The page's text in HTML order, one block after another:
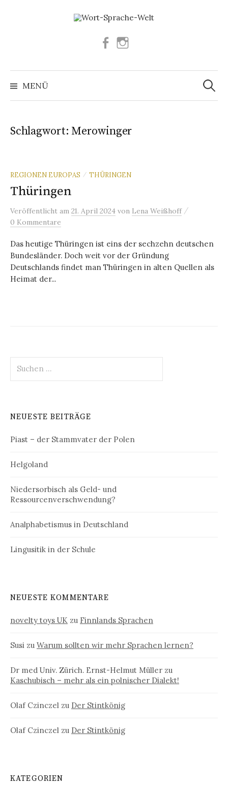
Facebook
MENÜ
Suchen
nach:
Schlagwort: Merowinger
REGIONEN EUROPAS / THÜRINGEN
Thüringen
Veröffentlicht am 21. April 2024 von Lena Weißhoff /
0 Kommentare
Das heutige Thüringen ist eins der sechzehn deutschen
Bundesländer. Doch weit vor der Gründung
Deutschlands findet man Thüringen in alten Quellen als
Heimat der...
nach:
NEUESTE BEITRÄGE
Piast – der Stammvater der Polen
Helgoland
Niedersorbisch als Geld- und
Ressourcenverschwendung?
Analphabetismus in Deutschland
Lingusitik in der Schule
NEUESTE KOMMENTARE
novelty toys UK zu Finnlands Sprachen
Susi zu Warum sollten wir mehr Sprachen lernen?
Dr med Univ. Zürich. Ernst-Helmut Müller zu
Kaschubisch – mehr als ein polnischer Dialekt!
Olaf Czinczel zu Der Stintkönig
Olaf Czinczel zu Der Stintkönig
KATEGORIEN